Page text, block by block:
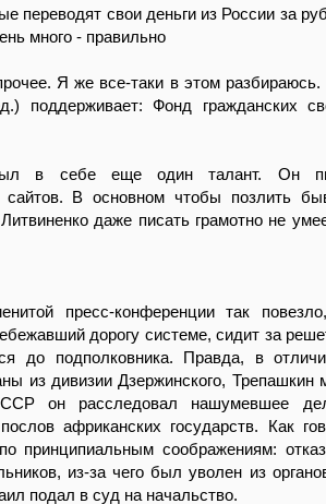
переводят свои деньги из России за
много - правильно
Я же все-таки в этом
поддерживает: Фонд гражданских
в себе еще один талант. Он
сайтов. В основном чтобы позлить
даже писать грамотно не
пресс-конференции так
дорогу системе, сидит за
до подполковника. Правда, в
из дивизии Дзержинского, Трепашкин
он расследовал нашумевшее
африканских государств. Как
соображениям:
из-за чего был уволен из
подал в суд на начальство.